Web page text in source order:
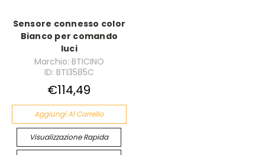
Sensore connesso color
Bianco per comando
luci
Marchio: BTICINO
ID: BTI3585C
€114,49
Aggiungi Al Carrello
Visualizzazione Rapida